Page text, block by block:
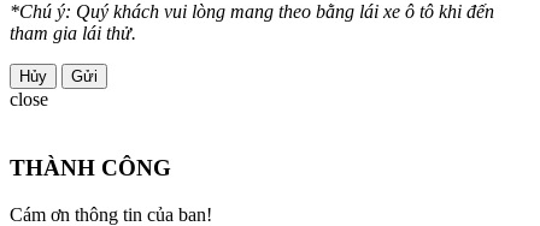
*Chú ý: Quý khách vui lòng mang theo bằng lái xe ô tô khi đến
tham gia lái thử.
Hủy
close
THÀNH CÔNG
Cám ơn thông tin của ban!